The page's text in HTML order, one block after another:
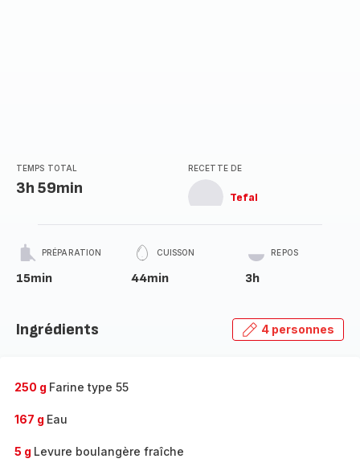
TEMPS TOTAL
3h 59min
RECETTE DE
Tefal
PRÉPARATION
15min
CUISSON
44min
REPOS
3h
Ingrédients 4 personnes
250 g Farine type 55
167 g Eau
5 g Levure boulangère fraîche